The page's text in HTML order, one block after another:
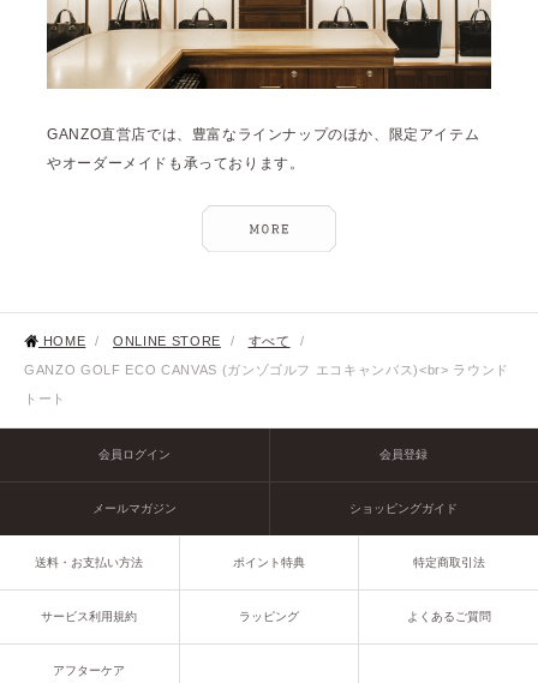
GANZO直営店では、豊富なラインナップのほか、限定アイテム
やオーダーメイドも承っております。
HOME / ONLINE STORE / すべて
/
GANZO GOLF ECO CANVAS (ガンゾゴルフ エコキャンバス)<br> ラウンド
トート
会員ログイン 会員登録
メールマガジン ショッピングガイド
送料・お支払い方法 ポイント特典 特定商取引法
サービス利用規約 ラッピング よくあるご質問
アフターケア